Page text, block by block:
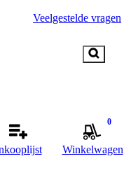
Veelgestelde vragen
0
Winkelwagen